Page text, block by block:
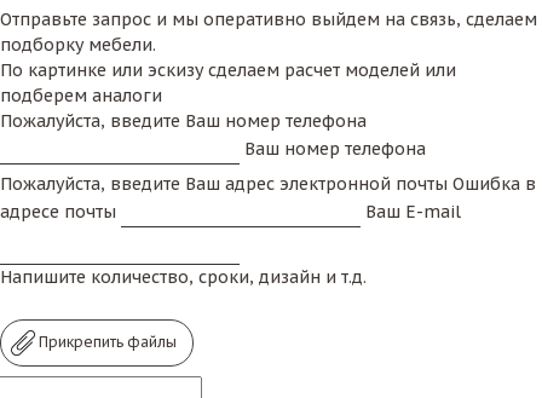
Отправьте запрос и мы оперативно выйдем на связь, сделаем
подборку мебели.
По картинке или эскизу сделаем расчет моделей или
подберем аналоги
Пожалуйста, введите Ваш номер телефона
Ваш номер телефона
Пожалуйста, введите Ваш адрес электронной почты Ошибка в
адресе почты
Ваш E-mail
Напишите количество, сроки, дизайн и т.д.
Прикрепить файлы